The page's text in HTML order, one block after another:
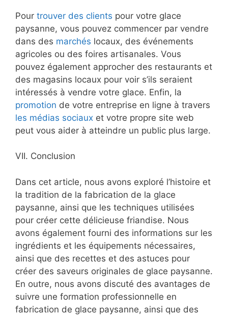
Pour trouver des clients pour votre glace
paysanne, vous pouvez commencer par vendre
dans des marchés locaux, des événements
agricoles ou des foires artisanales. Vous
pouvez également approcher des restaurants et
des magasins locaux pour voir s’ils seraient
intéressés à vendre votre glace. Enfin, la
promotion de votre entreprise en ligne à travers
les médias sociaux et votre propre site web
peut vous aider à atteindre un public plus large.
VII. Conclusion
Dans cet article, nous avons exploré l’histoire et
la tradition de la fabrication de la glace
paysanne, ainsi que les techniques utilisées
pour créer cette délicieuse friandise. Nous
avons également fourni des informations sur les
ingrédients et les équipements nécessaires,
ainsi que des recettes et des astuces pour
créer des saveurs originales de glace paysanne.
En outre, nous avons discuté des avantages de
suivre une formation professionnelle en
fabrication de glace paysanne, ainsi que des